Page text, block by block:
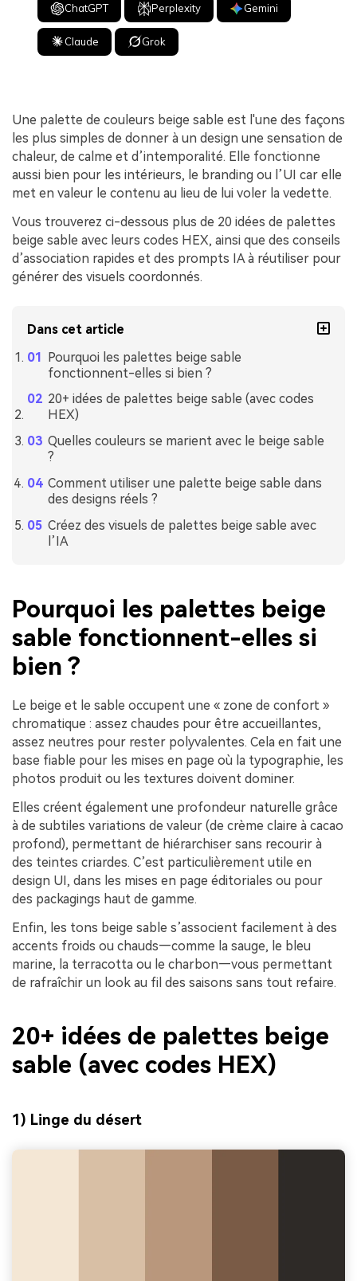
ChatGPT Perplexity Gemini
Claude Grok
Une palette de couleurs beige sable est l'une des façons
les plus simples de donner à un design une sensation de
chaleur, de calme et d’intemporalité. Elle fonctionne
aussi bien pour les intérieurs, le branding ou l’UI car elle
met en valeur le contenu au lieu de lui voler la vedette.
Vous trouverez ci-dessous plus de 20 idées de palettes
beige sable avec leurs codes HEX, ainsi que des conseils
d’association rapides et des prompts IA à réutiliser pour
générer des visuels coordonnés.
Dans cet article
Pourquoi les palettes beige sable
fonctionnent-elles si bien ?
20+ idées de palettes beige sable (avec codes
HEX)
Quelles couleurs se marient avec le beige sable
?
Comment utiliser une palette beige sable dans
des designs réels ?
Créez des visuels de palettes beige sable avec
l’IA
Pourquoi les palettes beige
sable fonctionnent-elles si
bien ?
Le beige et le sable occupent une « zone de confort »
chromatique : assez chaudes pour être accueillantes,
assez neutres pour rester polyvalentes. Cela en fait une
base fiable pour les mises en page où la typographie, les
photos produit ou les textures doivent dominer.
Elles créent également une profondeur naturelle grâce
à de subtiles variations de valeur (de crème claire à cacao
profond), permettant de hiérarchiser sans recourir à
des teintes criardes. C’est particulièrement utile en
design UI, dans les mises en page éditoriales ou pour
des packagings haut de gamme.
Enfin, les tons beige sable s’associent facilement à des
accents froids ou chauds—comme la sauge, le bleu
marine, la terracotta ou le charbon—vous permettant
de rafraîchir un look au fil des saisons sans tout refaire.
20+ idées de palettes beige
sable (avec codes HEX)
1) Linge du désert